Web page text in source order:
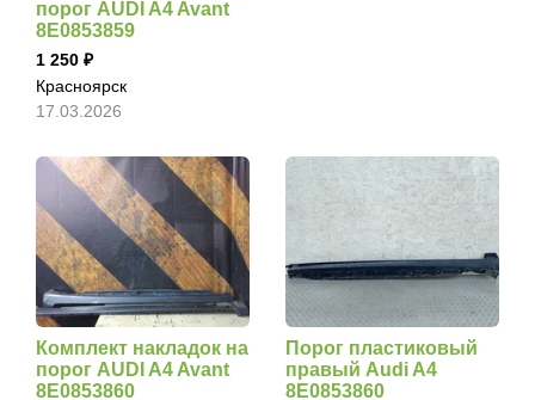
порог AUDI A4 Avant
8E0853859
1 250
Красноярск
17.03.2026
Комплект накладок на
порог AUDI A4 Avant
8E0853860
Порог пластиковый
правый Audi A4
8E0853860